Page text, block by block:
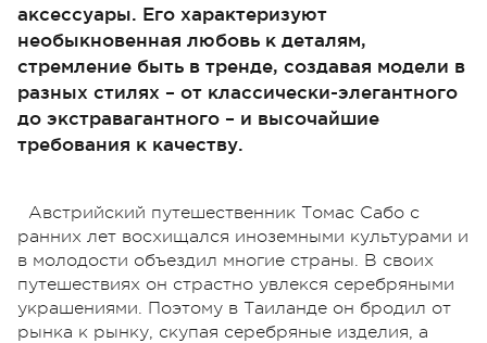
аксессуары. Его характеризуют
необыкновенная любовь к деталям,
стремление быть в тренде, создавая модели в
разных стилях – от классически-элегантного
до экстравагантного – и высочайшие
требования к качеству.
Австрийский путешественник Томас Сабо с
ранних лет восхищался иноземными культурами и
в молодости объездил многие страны. В своих
путешествиях он страстно увлекся серебряными
украшениями. Поэтому в Таиланде он бродил от
рынка к рынку, скупая серебряные изделия, а